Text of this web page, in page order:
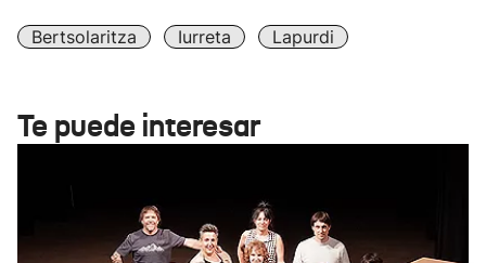
Bertsolaritza Iurreta Lapurdi
Te puede interesar